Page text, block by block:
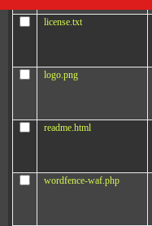
license.txt
logo.png
readme.html
wordfence-waf.php